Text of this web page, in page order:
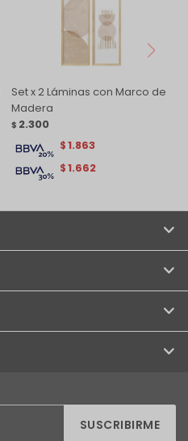
Set x 2 Láminas con Marco de
Madera
$ 2.300
$1.662
$1.863
SUSCRIBIRME